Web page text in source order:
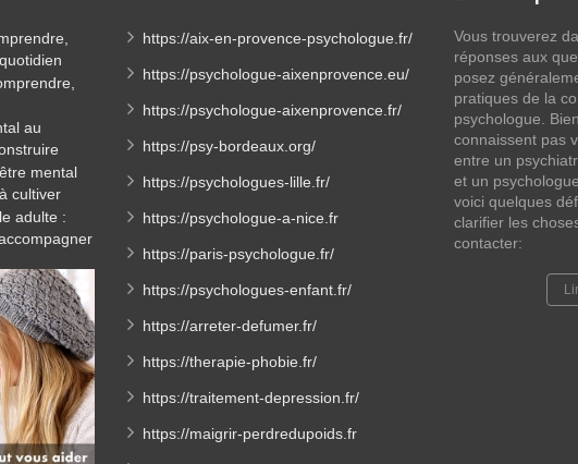
au
mental
cultiver
adulte :
https://aix-en-provence-psychologue.fr/
https://psychologue-aixenprovence.eu/
https://psychologue-aixenprovence.fr/
https://psy-bordeaux.org/
https://psychologues-lille.fr/
https://psychologue-a-nice.fr
https://paris-psychologue.fr/
https://psychologues-enfant.fr/
https://arreter-defumer.fr/
https://therapie-phobie.fr/
https://traitement-depression.fr/
https://maigrir-perdredupoids.fr
Vous trouverez
réponses aux
posez
pratiques de la
psychologue.
connaissent pas
entre un
et un
voici quelques
clarifier les
contacter: